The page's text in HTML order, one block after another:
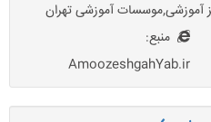
آموزشی,موسسات آموزشی تهران
منبع:
AmoozeshgahYab.ir